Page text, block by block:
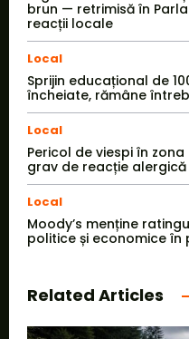
brun — retrimisă în
reacții locale
Local
Sprijin educațional de
încheiate, rămâne
Local
Pericol de viespi în
grav de reacție alergică
Local
Moody’s menține
politice și economice în
Related Articles